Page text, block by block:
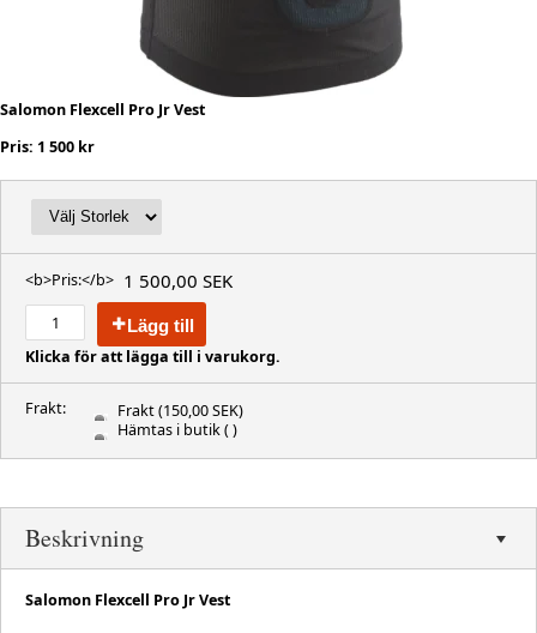
Salomon Flexcell Pro Jr Vest
Pris: 1 500 kr
<b>Pris:</b> 1 500,00 SEK
Lägg till
Klicka för att lägga till i varukorg.
Frakt: Frakt(150,00 SEK)
Hämtas i butik( )
Beskrivning
Salomon Flexcell Pro Jr Vest